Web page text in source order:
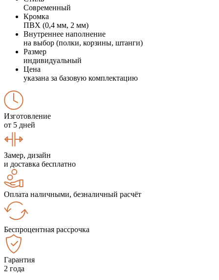
Современный
Кромка
ПВХ (0,4 мм, 2 мм)
Внутреннее наполнение
на выбор (полки, корзины, штанги)
Размер
индивидуальный
Цена
указана за базовую комплектацию
Изготовление
от 5 дней
Замер, дизайн
и доставка бесплатно
Оплата наличными, безналичный расчёт
Беспроцентная рассрочка
Гарантия
2 года